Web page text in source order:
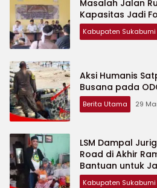
Masalah Jalan
Kapasitas Jadi
Kabupaten Sukabumi
Aksi Humanis
Busana pada
Berita Utama 29
LSM Dampal
Road di Akhir
Bantuan untuk
Yatim
Kabupaten Sukabumi